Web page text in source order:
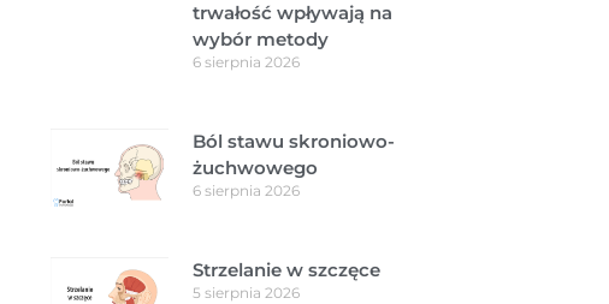
trwałość wpływają na
wybór metody
6 sierpnia 2026
Ból stawu skroniowo-
żuchwowego
6 sierpnia 2026
Strzelanie w szczęce
5 sierpnia 2026